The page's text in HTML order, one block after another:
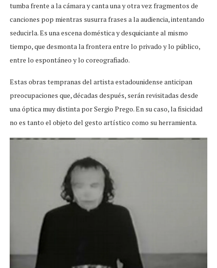
tumba frente a la cámara y canta una y otra vez fragmentos de
canciones pop mientras susurra frases a la audiencia, intentando
seducirla. Es una escena doméstica y desquiciante al mismo
tiempo, que desmonta la frontera entre lo privado y lo público,
entre lo espontáneo y lo coreografiado.
Estas obras tempranas del artista estadounidense anticipan
preocupaciones que, décadas después, serán revisitadas desde
una óptica muy distinta por Sergio Prego. En su caso, la fisicidad
no es tanto el objeto del gesto artístico como su herramienta.